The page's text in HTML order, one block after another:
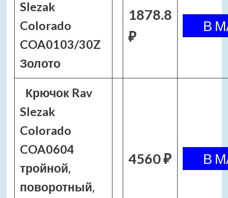
Slezak
Colorado
COA0103/30Z
Золото
1878.8
₽
Крючок Rav
Slezak
Colorado
COA0604
тройной,
поворотный,
4560 ₽